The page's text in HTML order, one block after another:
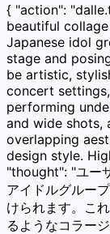
{ "action":
beautiful
Japanese idol
stage and
be artistic,
concert
performing
and wide shots,
overlapping
design style.
"thought": "ユー
アイドルグルー
けられます。こ
るようなコラー